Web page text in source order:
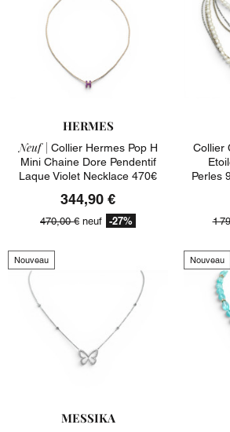
HERMES
Neuf | Collier Hermes Pop H
Mini Chaine Dore Pendentif
Laque Violet Necklace 470€
344,90 €
470,00 € neuf -27%
Collier
Perles
1
Nouveau
MESSIKA
Nouveau